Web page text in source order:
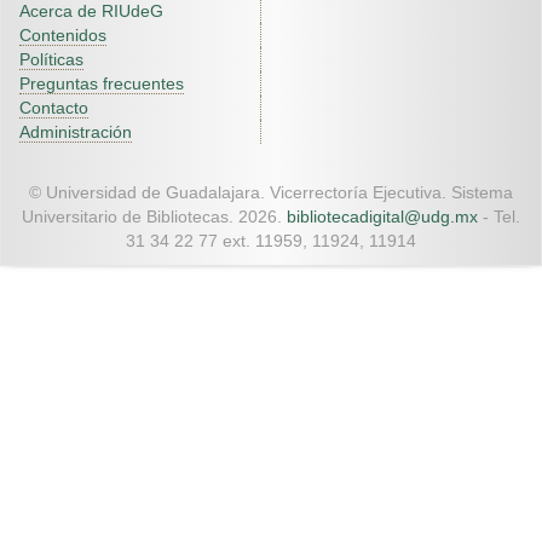
Acerca de RIUdeG
Contenidos
Políticas
Preguntas frecuentes
Contacto
Administración
© Universidad de Guadalajara. Vicerrectoría Ejecutiva. Sistema
Universitario de Bibliotecas. 2026. bibliotecadigital@udg.mx - Tel.
31 34 22 77 ext. 11959, 11924, 11914